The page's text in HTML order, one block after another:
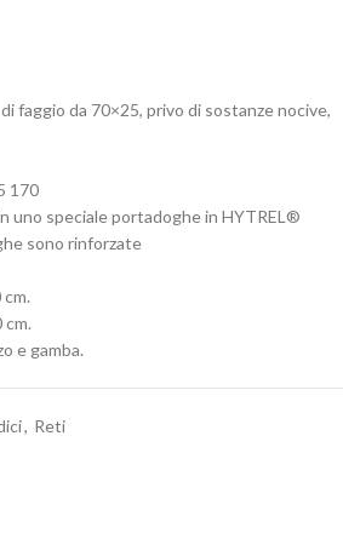
faggio da 70×25, privo di sostanze nocive,
170
uno speciale portadoghe in HYTREL®
sono rinforzate
cm.
e gamba.
, Reti